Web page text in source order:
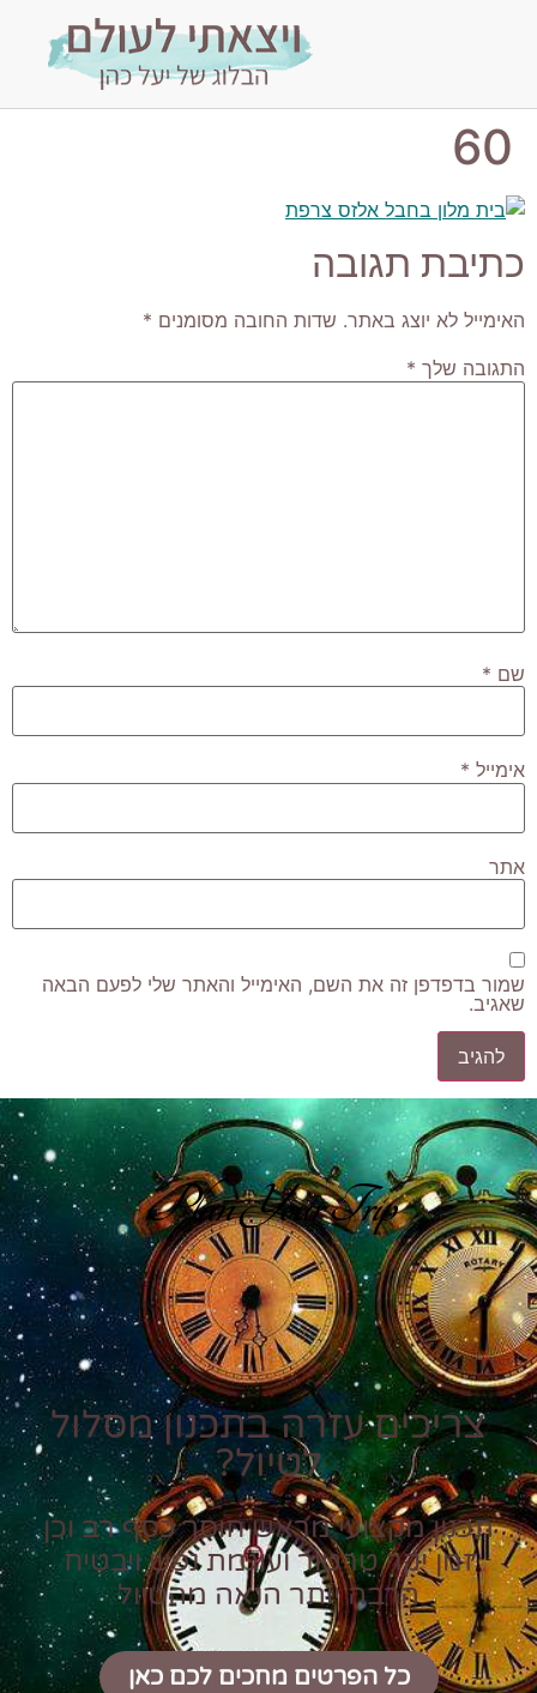
60
כתיבת תגובה
האימייל לא יוצג באתר. שדות החובה מסומנים *
התגובה שלך *
שם *
אימייל *
אתר
שמור בדפדפן זה את השם, האימייל והאתר שלי לפעם הבאה
שאגיב.
Plan Your Trip
צריכים עזרה בתכנון מסלול
לטיול?
תכנון מקצועי מראש חוסך כסף רב וכן
זמן יקר טרטור ועוגמת נפש ויבטיח
הרבה יותר הנאה מהטיול
כל הפרטים מחכים לכם כאן